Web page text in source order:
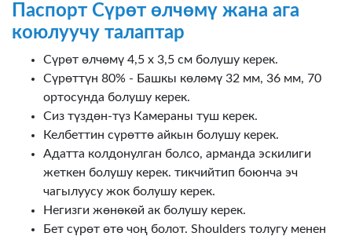
Паспорт Сүрөт өлчөмү жана ага
коюлуучу талаптар
Сүрөт өлчөмү 4,5 х 3,5 см болушу керек.
Сүрөттүн 80% - Башкы көлөмү 32 мм, 36 мм, 70
ортосунда болушу керек.
Сиз түздөн-түз Камераны туш керек.
Келбеттин сүрөттө айкын болушу керек.
Адатта колдонулган болсо, арманда эскилиги
жеткен болушу керек. тикчийтип боюнча эч
чагылуусу жок болушу керек.
Негизги жөнөкөй ак болушу керек.
Бет сүрөт өтө чоң болот. Shoulders толугу менен